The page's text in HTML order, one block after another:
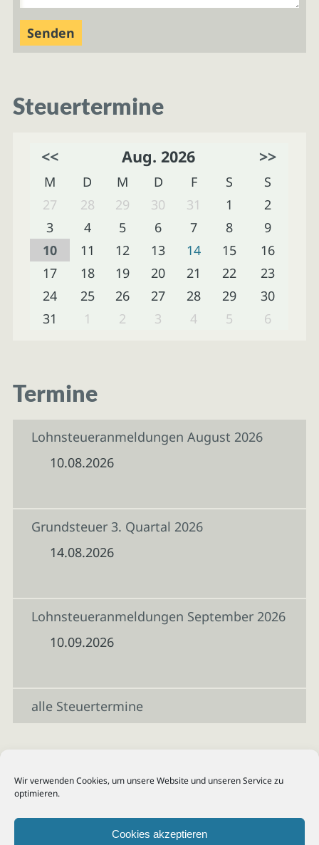
Wir verwenden Cookies, um unsere Website und unseren Service zu
optimieren.
Cookies akzeptieren
Steuertermine
<< Aug. 2026 >>
M D M D F S
S
27
28 29 30 31 1
2
3
4 5 6 7 8
9
10
11 12 13 14 15
16
17
18 19 20 21 22
23
24
25 26 27 28 29
30
31
1 2 3 4 5 6
Termine
Lohnsteueranmeldungen August 2026
10.08.2026
Grundsteuer 3. Quartal 2026
14.08.2026
Lohnsteueranmeldungen September 2026
10.09.2026
alle Steuertermine